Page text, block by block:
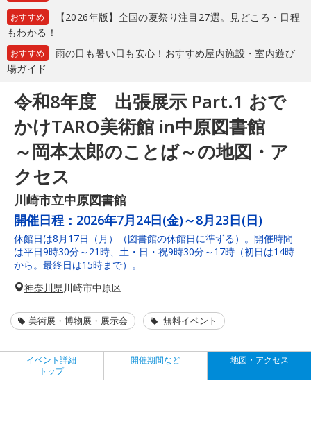
おすすめ
【2026年版】全国の夏祭り注目27選。見どころ・日程
もわかる！
おすすめ
雨の日も暑い日も安心！おすすめ屋内施設・室内遊び
場ガイド
令和8年度 出張展示 Part.1 おで
かけTARO美術館 in中原図書館
～岡本太郎のことば～の地図・ア
クセス
川崎市立中原図書館
開催日程： 2026年7月24日(金)～8月23日(日)
休館日は8月17日（月）（図書館の休館日に準ずる）。開催時間
は平日9時30分～21時、土・日・祝9時30分～17時（初日は14時
から。最終日は15時まで）。
神奈川県 川崎市中原区
美術展・博物展・展示会 無料イベント
イベント詳細
トップ
開催期間など 地図・アクセス